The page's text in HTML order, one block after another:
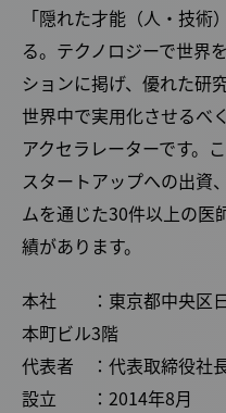
「隠れた才能（人・技
る。テクノロジーで世界
ションに掲げ、優れた研
世界中で実用化させるべ
アクセラレーターです。
スタートアップへの出資
ムを通じた30件以上の医
績があります。
本社 ：東京都中央区
本町ビル3階
代表者 ：代表取締役社
設立 ：2014年8月